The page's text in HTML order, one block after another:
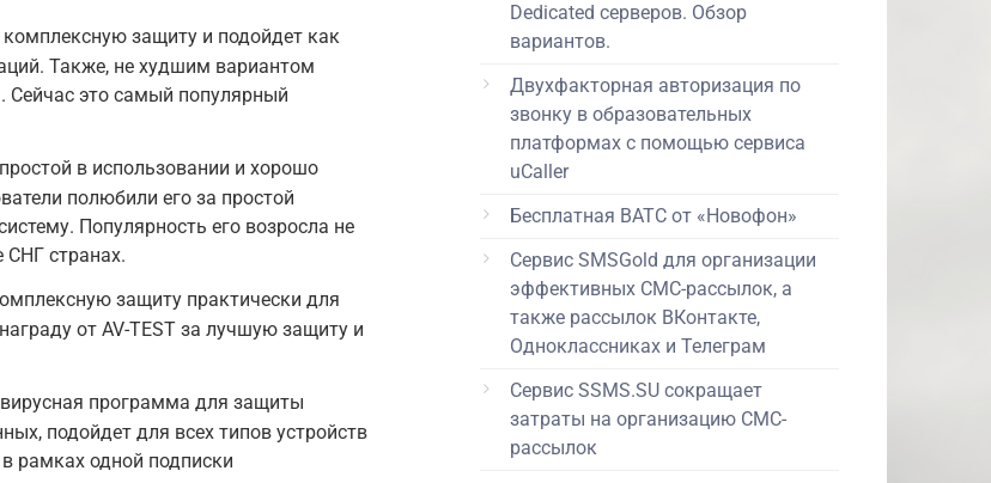
защиту и подойдет как
Также, не худшим вариантом
Сейчас это самый популярный
в использовании и хорошо
полюбили его за простой
Популярность его возросла не
СНГ странах.
защиту практически для
от AV-TEST за лучшую защиту и
программа для защиты
подойдет для всех типов устройств
рамках одной подписки
Dedicated серверов. Обзор
вариантов.
Двухфакторная авторизация по
звонку в образовательных
платформах с помощью сервиса
uCaller
Бесплатная ВАТС от «Новофон»
Сервис SMSGold для организации
эффективных СМС-рассылок, а
также рассылок ВКонтакте,
Одноклассниках и Телеграм
Сервис SSMS.SU сокращает
затраты на организацию СМС-
рассылок